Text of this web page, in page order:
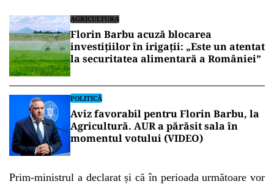
AGRICULTURA
Florin Barbu acuză blocarea
investițiilor în irigații: „Este un atentat
la securitatea alimentară a României”
POLITICĂ
Aviz favorabil pentru Florin Barbu, la
Agricultură. AUR a părăsit sala în
momentul votului (VIDEO)
Prim-ministrul a declarat și că în perioada următoare vor